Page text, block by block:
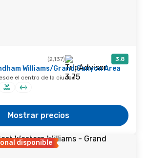
(2,137) 3.8
Williams/Grand Canyon Area
el centro de la ciudad
Mostrar precios
disponible